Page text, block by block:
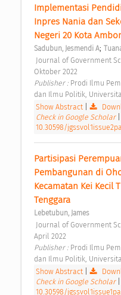
Implementasi
Inpres Nania dan
Negeri 20 Kota
Sadubun, Jesmendi A;
Oktober 2022
Publisher : Prodi Ilmu
dan Ilmu Politik,
Show Abstract
Check in Google Scholar
10.30598/
Partisipasi
Pembangunan di
Kecamatan Kei Kecil
Tenggara
Lebetubun, James
April 2022
Publisher : Prodi Ilmu
dan Ilmu Politik,
Show Abstract
Check in Google Scholar
10.30598/